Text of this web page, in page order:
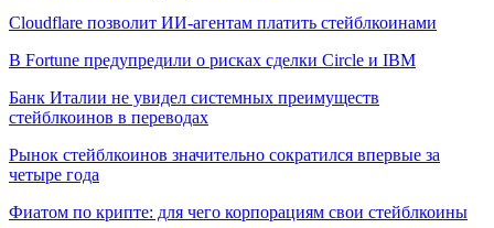
Cloudflare позволит ИИ-агентам платить стейблкоинами
В Fortune предупредили о рисках сделки Circle и IBM
Банк Италии не увидел системных преимуществ
стейблкоинов в переводах
Рынок стейблкоинов значительно сократился впервые за
четыре года
Фиатом по крипте: для чего корпорациям свои стейблкоины